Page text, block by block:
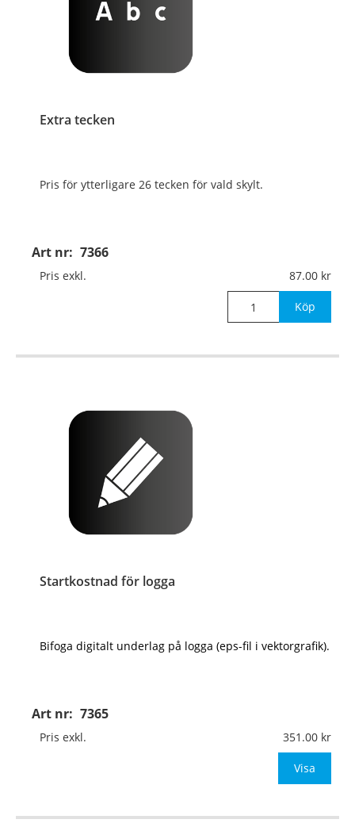
Extra tecken
Art nr: 7366
Pris för ytterligare 26 tecken för vald skylt.
Pris exkl. 87.00
Köp
Startkostnad för logga
Art nr: 7365
Bifoga digitalt underlag på logga (eps-fil i vektorgrafik).
Pris exkl. 351.00
Visa